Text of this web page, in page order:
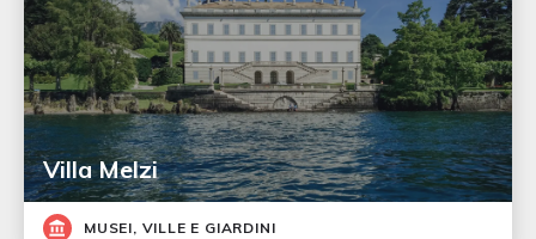
Villa Melzi
MUSEI, VILLE E GIARDINI